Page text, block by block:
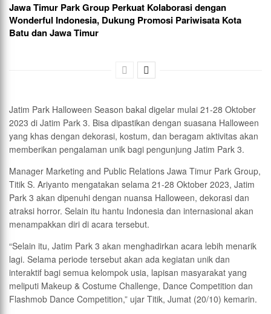
Jawa Timur Park Group Perkuat Kolaborasi dengan
Wonderful Indonesia, Dukung Promosi Pariwisata Kota
Batu dan Jawa Timur
Jatim Park Halloween Season bakal digelar mulai 21-28 Oktober
2023 di Jatim Park 3. Bisa dipastikan dengan suasana Halloween
yang khas dengan dekorasi, kostum, dan beragam aktivitas akan
memberikan pengalaman unik bagi pengunjung Jatim Park 3.
Manager Marketing and Public Relations Jawa Timur Park Group,
Titik S. Ariyanto mengatakan selama 21-28 Oktober 2023, Jatim
Park 3 akan dipenuhi dengan nuansa Halloween, dekorasi dan
atraksi horror. Selain itu hantu Indonesia dan internasional akan
menampakkan diri di acara tersebut.
“Selain itu, Jatim Park 3 akan menghadirkan acara lebih menarik
lagi. Selama periode tersebut akan ada kegiatan unik dan
interaktif bagi semua kelompok usia, lapisan masyarakat yang
meliputi Makeup & Costume Challenge, Dance Competition dan
Flashmob Dance Competition,” ujar Titik, Jumat (20/10) kemarin.